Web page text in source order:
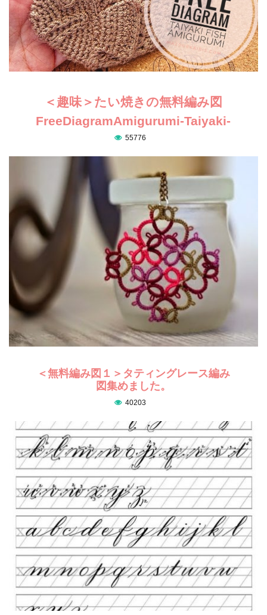
＜趣味＞たい焼きの無料編み図
FreeDiagramAmigurumi-Taiyaki-
55776
＜無料編み図１＞タティングレース編み
図集めました。
40203